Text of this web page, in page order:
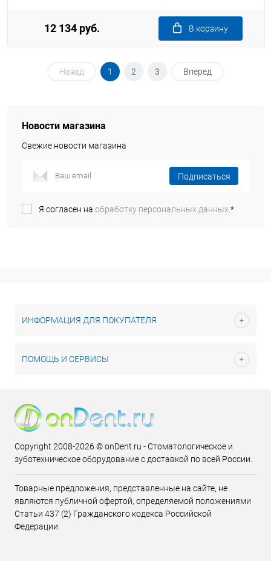
12 134 руб. В корзину
Назад 1 2 3 Вперед
Новости магазина
Свежие новости магазина
Подписаться
Я согласен на обработку персональных данных. *
ИНФОРМАЦИЯ ДЛЯ ПОКУПАТЕЛЯ
ПОМОЩЬ И СЕРВИСЫ
Copyright 2008-2026 © onDent.ru - Стоматологическое и
зуботехническое оборудование с доставкой по всей России.
Товарные предложения, представленные на сайте, не
являются публичной офертой, определяемой положениями
Статьи 437 (2) Гражданского кодекса Российской
Федерации.